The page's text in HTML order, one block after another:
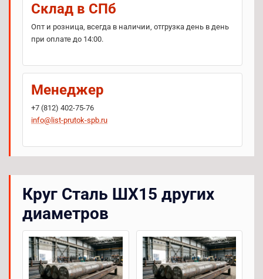
Склад в СПб
Опт и розница, всегда в наличии, отгрузка день в день
при оплате до 14:00.
Менеджер
+7 (812) 402-75-76
info@list-prutok-spb.ru
Круг Сталь ШХ15 других
диаметров